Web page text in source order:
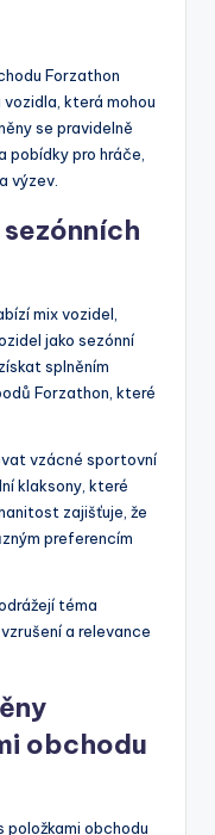
Forzathon
která mohou
se pravidelně
pobídky pro hráče,
výzev.
mix vozidel,
jako sezónní
splněním
Forzathon, které
vzácné sportovní
klaksony, které
zajišťuje, že
preferencím
téma
a relevance
obchodu
položkami obchodu